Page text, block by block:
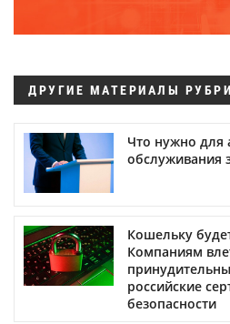
ДРУГИЕ МАТЕРИАЛЫ
Что нужно для
обслуживания
Кошельку
Компаниям
российские
безопасности